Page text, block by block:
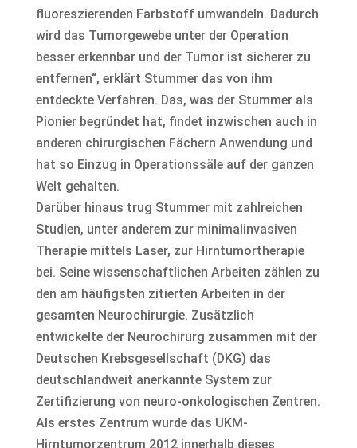
fluoreszierenden Farbstoff umwandeln. Dadurch
wird das Tumorgewebe unter der Operation
besser erkennbar und der Tumor ist sicherer zu
entfernen“, erklärt Stummer das von ihm
entdeckte Verfahren. Das, was der Stummer als
Pionier begründet hat, findet inzwischen auch in
anderen chirurgischen Fächern Anwendung und
hat so Einzug in Operationssäle auf der ganzen
Welt gehalten.
Darüber hinaus trug Stummer mit zahlreichen
Studien, unter anderem zur minimalinvasiven
Therapie mittels Laser, zur Hirntumortherapie
bei. Seine wissenschaftlichen Arbeiten zählen zu
den am häufigsten zitierten Arbeiten in der
gesamten Neurochirurgie. Zusätzlich
entwickelte der Neurochirurg zusammen mit der
Deutschen Krebsgesellschaft (DKG) das
deutschlandweit anerkannte System zur
Zertifizierung von neuro-onkologischen Zentren.
Als erstes Zentrum wurde das UKM-
Hirntumorzentrum 2012 innerhalb dieses